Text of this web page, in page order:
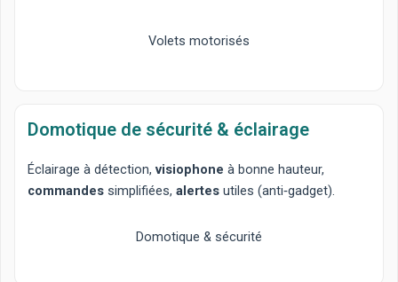
Volets motorisés
Domotique de sécurité & éclairage
Éclairage à détection,visiophone à bonne hauteur,
commandes simplifiées,alertes utiles (anti‑gadget).
Domotique & sécurité